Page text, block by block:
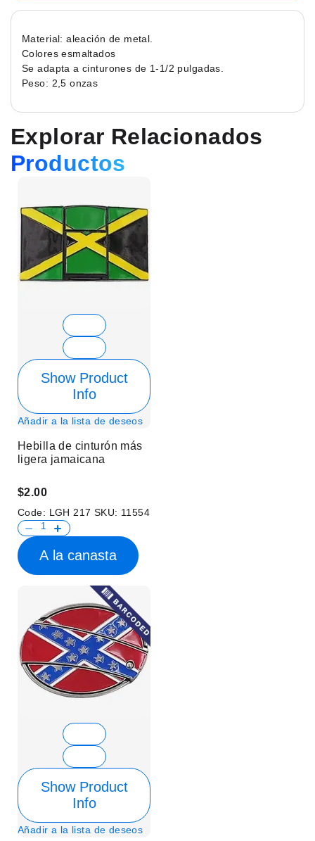
Material: aleación de metal.
Colores esmaltados
Se adapta a cinturones de 1-1/2 pulgadas.
Peso: 2,5 onzas
Explorar Relacionados
Productos
Show Product
Info
Añadir a la lista de deseos
Hebilla de cinturón más
ligera jamaicana
$2.00
Code: LGH 217 SKU: 11554
A la canasta
Show Product
Info
Añadir a la lista de deseos